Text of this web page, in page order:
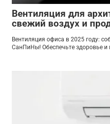
Вентиляция для
свежий воздух и
Вентиляция офиса в 2025 году:
СанПиНы! Обеспечьте здоровье и